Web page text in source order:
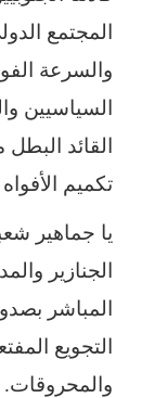
المجتمع
والسرعة
السياسيين
القائد
تكميم
يا جماهير
الجنازير
المباشر
التجويع